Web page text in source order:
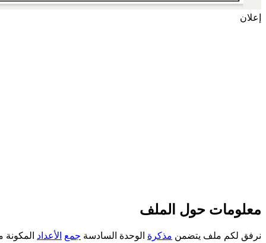
إعلان
معلومات حول الملف
نرفق لكم ملف يتضمن مذكرة الوحدة السادسة جمع الأعداد المكونة